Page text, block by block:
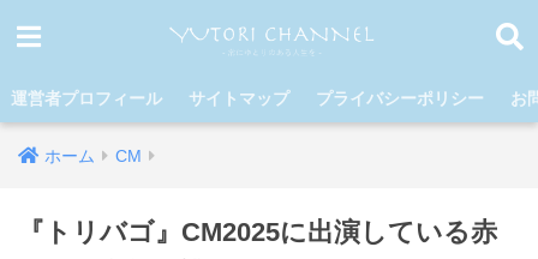
運営者プロフィール サイトマップ プライバシーポリシー お
ホーム CM
『トリバゴ』CM2025に出演している赤